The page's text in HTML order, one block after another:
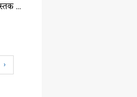
...
›